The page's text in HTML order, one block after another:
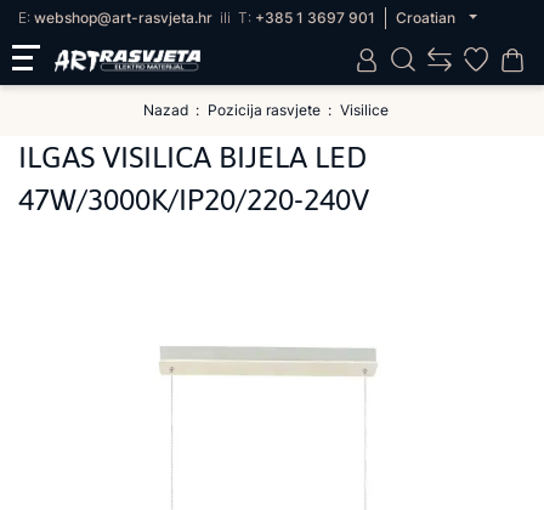
E: webshop@art-rasvjeta.hr ili T: +385 1 3697 901 Croatian
Nazad Pozicija rasvjete Visilice
ILGAS VISILICA BIJELA LED
47W/3000K/IP20/220-240V